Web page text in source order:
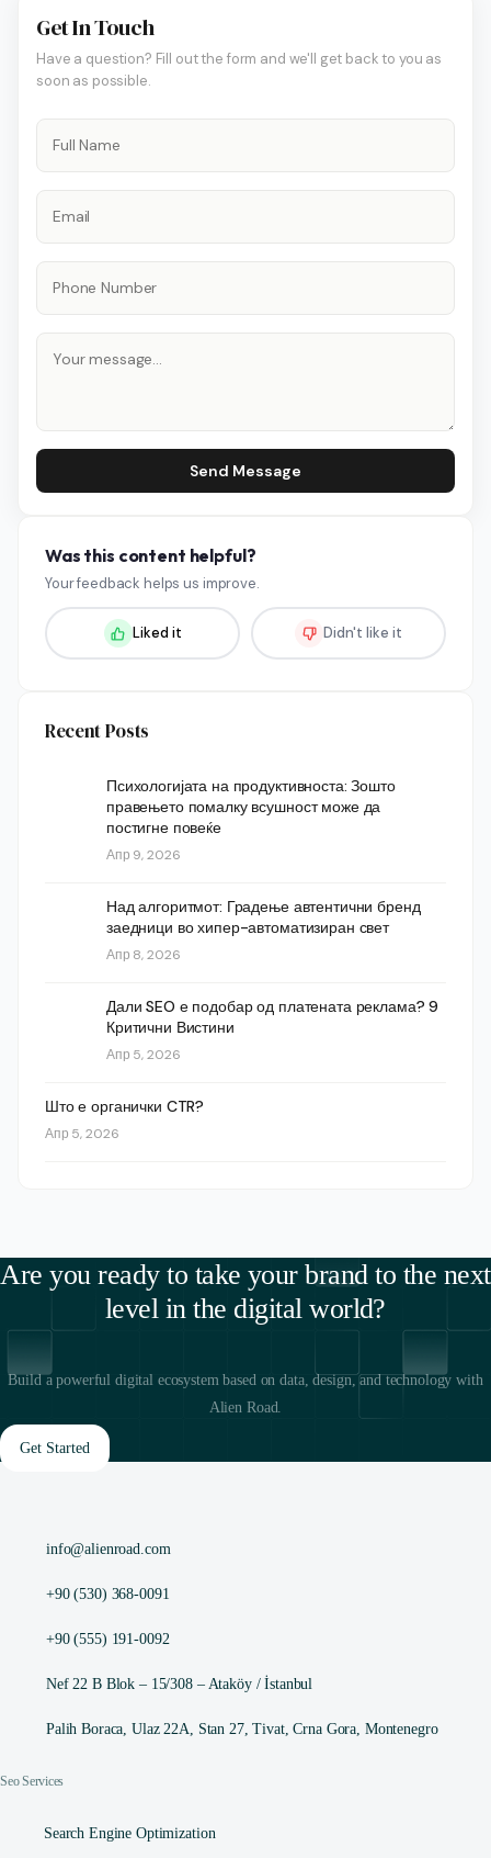
Get In Touch
Have a question? Fill out the form and we'll get back to you as
soon as possible.
Send Message
Was this content helpful?
Your feedback helps us improve.
Liked it Didn't like it
Recent Posts
Психологијата на продуктивноста: Зошто
правењето помалку всушност може да
постигне повеќе
Апр 9, 2026
Над алгоритмот: Градење автентични бренд
заедници во хипер-автоматизиран свет
Апр 8, 2026
Дали SEO е подобар од платената реклама? 9
Критични Вистини
Апр 5, 2026
Што е органички CTR?
Апр 5, 2026
Are you ready to take your brand to the next
level in the digital world?
Build a powerful digital ecosystem based on data, design, and technology with
Alien Road.
Get Started
info@alienroad.com
+90 (530) 368-0091
+90 (555) 191-0092
Nef 22 B Blok – 15/308 – Ataköy / İstanbul
Palih Boraca, Ulaz 22A, Stan 27, Tivat, Crna Gora, Montenegro
Seo Services
Search Engine Optimization